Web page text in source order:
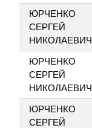
ЮРЧЕНКО
СЕРГЕЙ
НИКОЛАЕВИЧ
ЮРЧЕНКО
СЕРГЕЙ
НИКОЛАЕВИЧ
ЮРЧЕНКО
СЕРГЕЙ